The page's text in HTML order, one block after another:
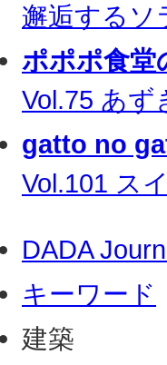
邂逅するソ
ポポポ食堂
Vol.75 あず
gatto no
Vol.101 ス
DADA
キーワード
建築